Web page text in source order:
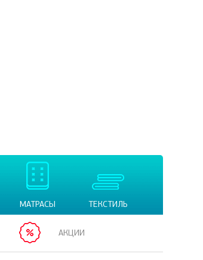
МАТРАСЫ ТЕКСТИЛЬ
АКЦИИ